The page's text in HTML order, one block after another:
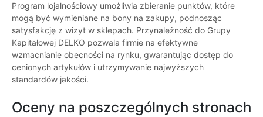
Program lojalnościowy umożliwia zbieranie punktów, które
mogą być wymieniane na bony na zakupy, podnosząc
satysfakcję z wizyt w sklepach. Przynależność do Grupy
Kapitałowej DELKO pozwala firmie na efektywne
wzmacnianie obecności na rynku, gwarantując dostęp do
cenionych artykułów i utrzymywanie najwyższych
standardów jakości.
Oceny na poszczególnych stronach